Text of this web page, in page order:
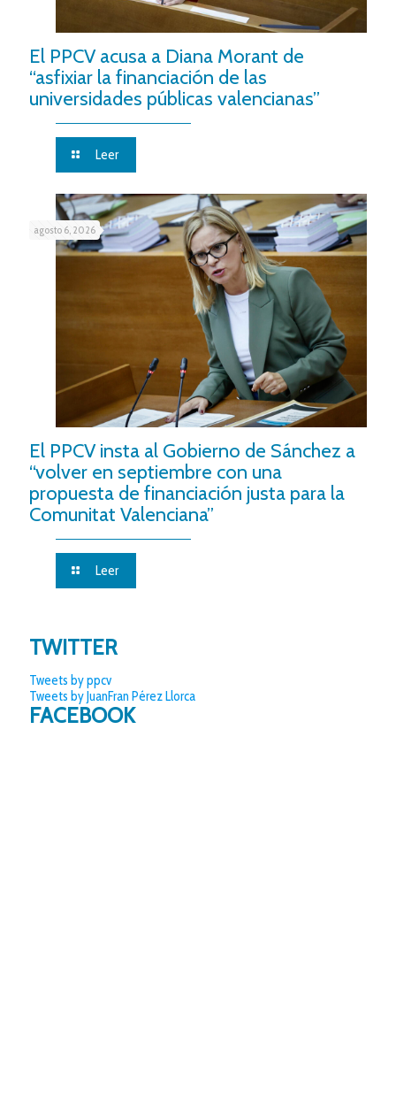
El PPCV acusa a Diana Morant de
“asfixiar la financiación de las
universidades públicas valencianas”
Leer
agosto 6, 2026
El PPCV insta al Gobierno de Sánchez a
“volver en septiembre con una
propuesta de financiación justa para la
Comunitat Valenciana”
Leer
TWITTER
Tweets by ppcv
Tweets by JuanFran Pérez Llorca
FACEBOOK